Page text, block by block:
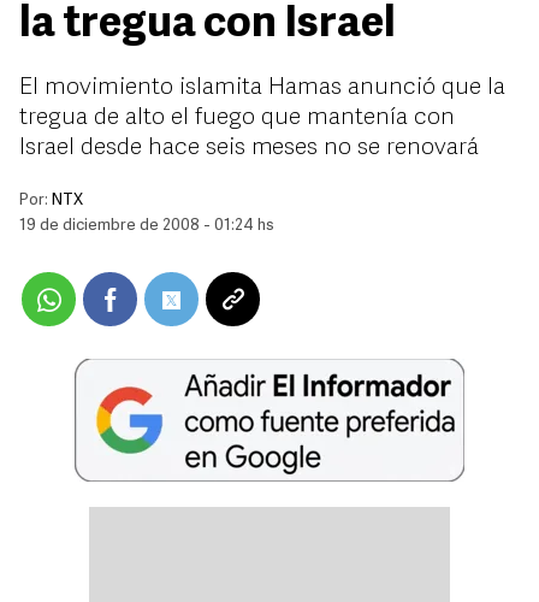
la tregua con Israel
El movimiento islamita Hamas anunció que la
tregua de alto el fuego que mantenía con
Israel desde hace seis meses no se renovará
Por: NTX
19 de diciembre de 2008 - 01:24 hs